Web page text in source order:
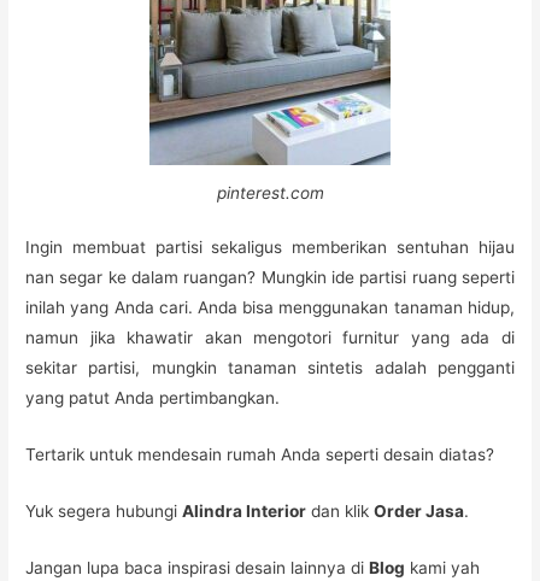
pinterest.com
Ingin membuat partisi sekaligus memberikan sentuhan hijau
nan segar ke dalam ruangan? Mungkin ide partisi ruang seperti
inilah yang Anda cari. Anda bisa menggunakan tanaman hidup,
namun jika khawatir akan mengotori furnitur yang ada di
sekitar partisi, mungkin tanaman sintetis adalah pengganti
yang patut Anda pertimbangkan.
Tertarik untuk mendesain rumah Anda seperti desain diatas?
Yuk segera hubungiAlindra Interior dan klikOrder Jasa.
Jangan lupa baca inspirasi desain lainnya diBlog kami yah